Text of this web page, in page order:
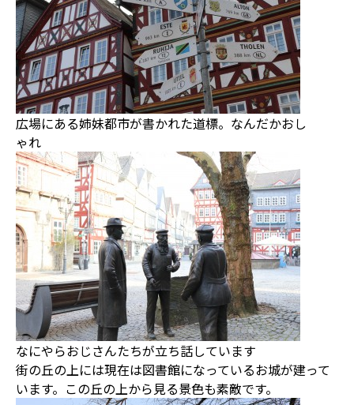
広場にある姉妹都市が書かれた道標。なんだかおし
ゃれ
なにやらおじさんたちが立ち話しています
街の丘の上には現在は図書館になっているお城が建って
います。この丘の上から見る景色も素敵です。